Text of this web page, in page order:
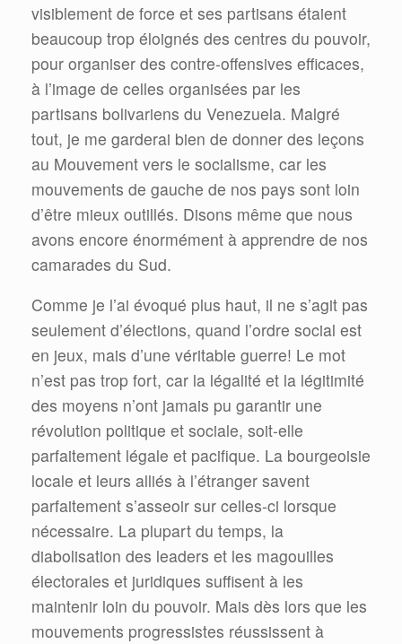
visiblement de force et ses partisans étaient
beaucoup trop éloignés des centres du pouvoir,
pour organiser des contre-offensives efficaces,
à l’image de celles organisées par les
partisans bolivariens du Venezuela. Malgré
tout, je me garderai bien de donner des leçons
au Mouvement vers le socialisme, car les
mouvements de gauche de nos pays sont loin
d’être mieux outillés. Disons même que nous
avons encore énormément à apprendre de nos
camarades du Sud.
Comme je l’ai évoqué plus haut, il ne s’agit pas
seulement d’élections, quand l’ordre social est
en jeux, mais d’une véritable guerre! Le mot
n’est pas trop fort, car la légalité et la légitimité
des moyens n’ont jamais pu garantir une
révolution politique et sociale, soit-elle
parfaitement légale et pacifique. La bourgeoisie
locale et leurs alliés à l’étranger savent
parfaitement s’asseoir sur celles-ci lorsque
nécessaire. La plupart du temps, la
diabolisation des leaders et les magouilles
électorales et juridiques suffisent à les
maintenir loin du pouvoir. Mais dès lors que les
mouvements progressistes réussissent à